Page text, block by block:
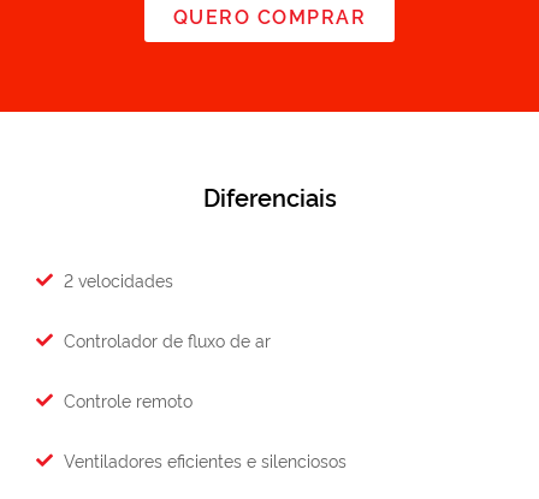
QUERO COMPRAR
Diferenciais
2 velocidades
Controlador de fluxo de ar
Controle remoto
Ventiladores eficientes e silenciosos